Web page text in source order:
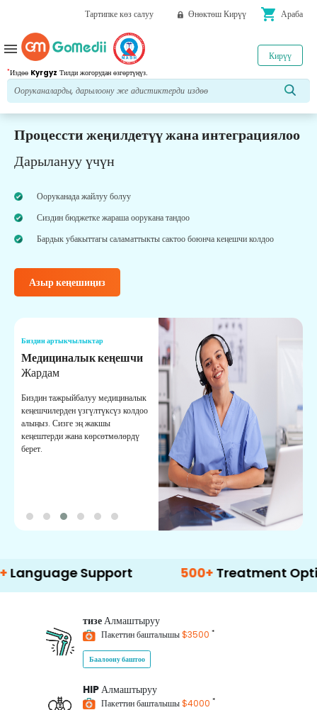
Тартипке көз салуу Өнөктөш Кирүү shopping_cart Араба
*Издөө Kyrgyz Тилди жогорудан өзгөртүңүз.
Кирүү
menu
Процессти жеңилдетүү жана интеграциялоо
Дарылануу үчүн
Ооруканада жайлуу болуу
Сиздин бюджетке жараша оорукана тандоо
Бардык убакыттагы саламаттыкты сактоо боюнча кеңешчи колдоо
Азыр кеңешиңиз
Биздин артыкчылыктар
Медициналык кеңешчи
Жардам
Биздин тажрыйбалуу медициналык
кеңешчилерден үзгүлтүксүз колдоо
алыңыз. Сизге эң жакшы
кеңештерди жана көрсөтмөлөрдү
берет.
Support 500+ Treatment Options
тизеАлмаштыруу
Пакеттин башталышы$3500 *
Баалоону баштоо
HIPАлмаштыруу
Пакеттин башталышы$4000 *